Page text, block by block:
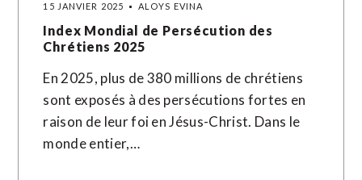
15 JANVIER 2025 ALOYS EVINA
Index Mondial de Persécution des
Chrétiens 2025
En 2025, plus de 380 millions de chrétiens
sont exposés à des persécutions fortes en
raison de leur foi en Jésus-Christ. Dans le
monde entier,…